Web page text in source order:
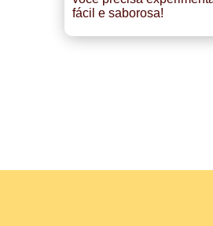
fácil e saborosa!